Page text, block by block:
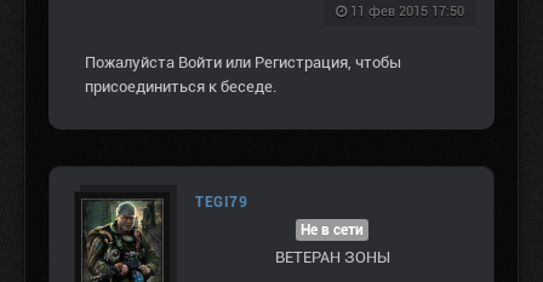
11 фев 2015 17:50
Пожалуйста Войти или Регистрация, чтобы
присоединиться к беседе.
TEGI79
Не в сети
ВЕТЕРАН ЗOНЫ